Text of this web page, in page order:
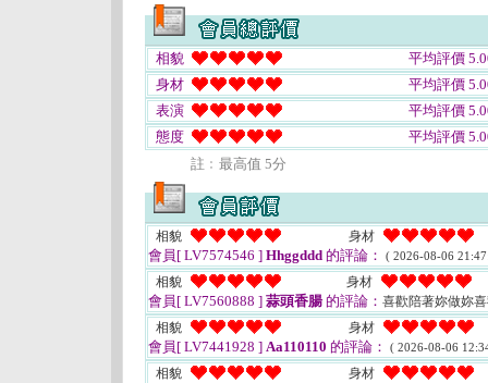
相貌
平均評價
身材
平均評價
表演
平均評價
態度
平均評價
註﹕最高值 5分
相貌 身材
會員[ LV7574546 ] Hhggddd 的評論： ( 2026-08-06
相貌 身材
會員[ LV7560888 ] 蒜頭香腸的評論： 喜歡陪著妳做妳
相貌
身材
會員[ LV7441928 ] Aa110110 的評論： ( 2026-08-06
相貌 身材